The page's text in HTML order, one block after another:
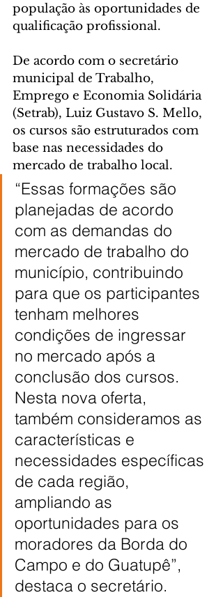
população às oportunidades de
qualificação profissional.
De acordo com o secretário
municipal de Trabalho,
Emprego e Economia Solidária
(Setrab), Luiz Gustavo S. Mello,
os cursos são estruturados com
base nas necessidades do
mercado de trabalho local.
“Essas formações são
planejadas de acordo
com as demandas do
mercado de trabalho do
município, contribuindo
para que os participantes
tenham melhores
condições de ingressar
no mercado após a
conclusão dos cursos.
Nesta nova oferta,
também consideramos as
características e
necessidades específicas
de cada região,
ampliando as
oportunidades para os
moradores da Borda do
Campo e do Guatupê”,
destaca o secretário.